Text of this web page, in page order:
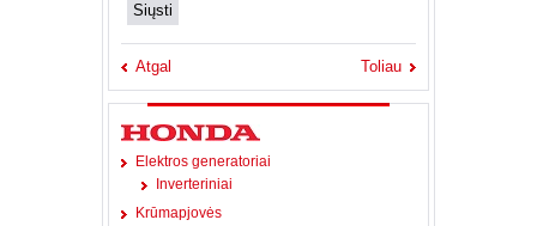
Atgal Toliau
Elektros generatoriai
Inverteriniai
Krūmapjovės